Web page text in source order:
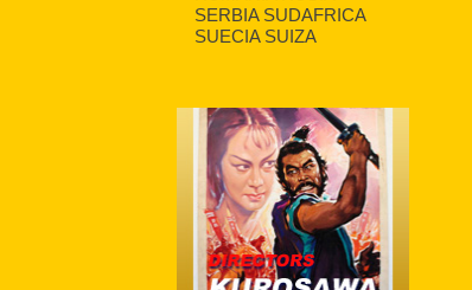
SERBIA SUDAFRICA
SUECIA SUIZA